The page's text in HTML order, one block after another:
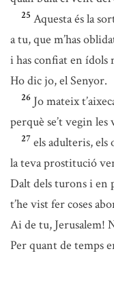
25 Aquesta és la
a tu, que m’has
i has confiat en ídols
Ho dic jo, el Senyor.
26 Jo mateix
perquè se’t vegin les
27 els adulteris, els
la teva prostitució
Dalt dels turons i en
t’he vist fer coses
Ai de tu, Jerusalem!
Per quant de temps